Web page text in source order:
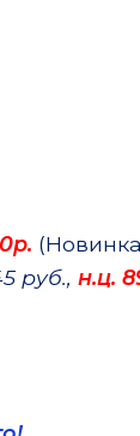
руб., н.ц.